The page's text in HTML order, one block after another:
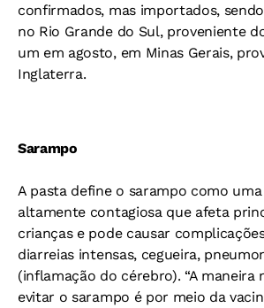
confirmados, mas importados,
no Rio Grande do Sul, proveniente
um em agosto, em Minas Gerais,
Inglaterra.
Sarampo
A pasta define o sarampo como
altamente contagiosa que afeta
crianças e pode causar
diarreias intensas, cegueira,
(inflamação do cérebro). “A maneira
evitar o sarampo é por meio da